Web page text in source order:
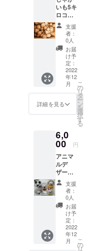
お食べ
くださ
い。 基
本的に
は冷蔵
庫に入
れるよ
りも、
風通し
が良
く、日
の当た
らない
ること
をおす
ます。
リター
ン金額
は送料
込みの
設定で
す。
本的に
は冷蔵
庫に入
れるよ
りも、
風通し
が良
く、日
の当た
らない
常温の
場所で
保管す
ます。
リター
は送料
込みの
設定で
す。
いも5キ
ロコー
ス（総
重量に
なりま
す） 北
海道産
のほく
ほく
ジャガ
イモ 80
センチ
サイズ5
キロで
ます。
基本的
には冷
蔵庫に
入れる
より
も、 風
通しが
良く、
日の当
たらな
い常温
の場所
で保管
するこ
支援
者：
0人
お届
け予
定：
2022
年12
月
詳細を見る
こ
の
リ
タ
ー
ン
を
選
択
す
る
6,0
00 円
アニマ
ルデ
ザート
アイス
カップ5
PUCHI
自慢の
アニマ
ルデ
ザート
をご自
支援
者：
0人
お届
け予
定：
2022
年12
月
こ
の
リ